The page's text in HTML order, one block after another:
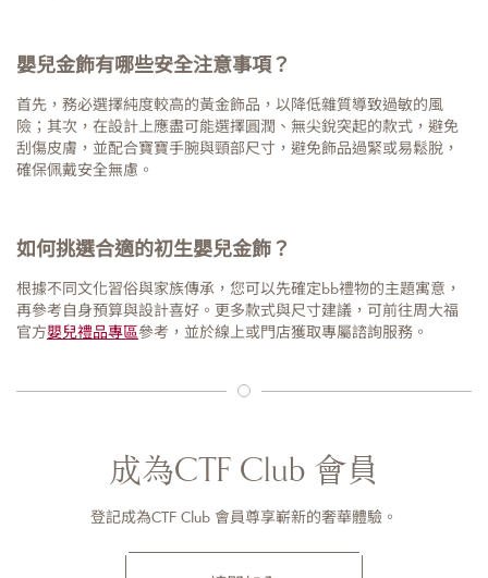
嬰兒金飾有哪些安全注意事項？
首先，務必選擇純度較高的黃金飾品，以降低雜質導致過敏的風
險；其次，在設計上應盡可能選擇圓潤、無尖銳突起的款式，避免
刮傷皮膚，並配合寶寶手腕與頸部尺寸，避免飾品過緊或易鬆脫，
確保佩戴安全無慮。
如何挑選合適的初生嬰兒金飾？
根據不同文化習俗與家族傳承，您可以先確定bb禮物的主題寓意，
再參考自身預算與設計喜好。更多款式與尺寸建議，可前往周大福
官方嬰兒禮品專區參考，並於線上或門店獲取專屬諮詢服務。
成為CTF Club 會員
登記成為CTF Club 會員尊享嶄新的奢華體驗。